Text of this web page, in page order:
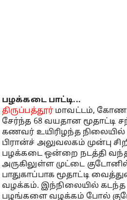
பழக்கடை பாட்டி...
திருப்பத்தூர் மாவட்டம்,
சேர்ந்த 68 வயதான மூதாட்டி
கணவர் உயிரிழந்த நிலையில்
பிரான்ச் அலுவலகம் முன்பு
பழக்கடை ஒன்றை நடத்தி
அருகிலுள்ள முட்டை
பாதுகாப்பாக மூதாட்டி
வழக்கம். இந்நிலையில் கடந்த
பழங்களை வழக்கம் போல்